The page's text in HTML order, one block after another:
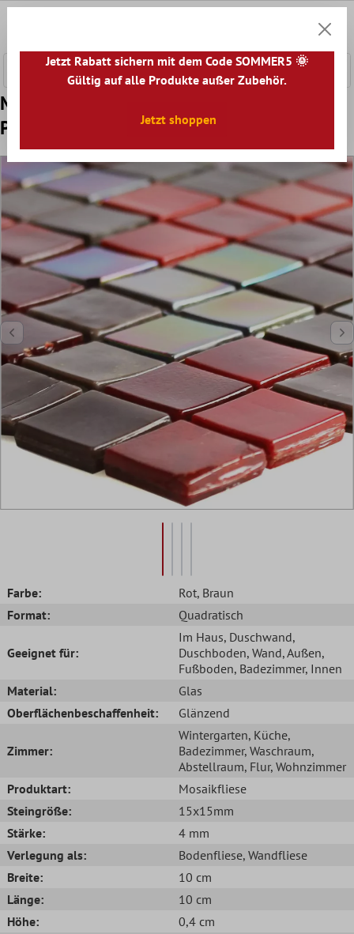
Muster von Glas Mosaikfliesen Rexford
Perlmutt Effekt Braun Rot
Farbe: Rot, Braun
Format:
Quadratisch
Geeignet für:
Im Haus, Duschwand,
Duschboden, Wand, Außen,
Fußboden, Badezimmer, Innen
Material:
Glas
Oberflächenbeschaffenheit:
Glänzend
Zimmer:
Wintergarten, Küche,
Badezimmer, Waschraum,
Abstellraum, Flur, Wohnzimmer
Produktart:
Mosaikfliese
Steingröße:
15x15mm
Stärke:
4 mm
Verlegung als:
Bodenfliese, Wandfliese
Breite:
10 cm
Länge:
10 cm
Höhe:
0,4 cm
Jetzt Rabatt sichern mit dem Code SOMMER5 🌞
Gültig auf alle Produkte außer Zubehör.
Jetzt shoppen